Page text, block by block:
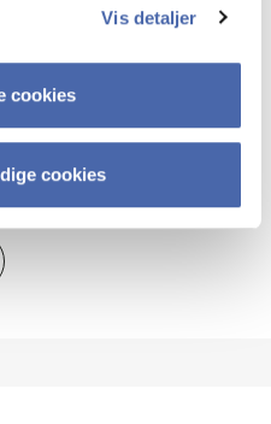
Vis detaljer
cookies
cookies
og udfordringer inden
- erhvervs­økonomi og